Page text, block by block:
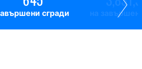
сгради на